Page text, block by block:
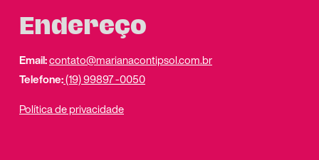
Endereço
Email:contato@marianacontipsol.com.br
Telefone:(19) 99897 -0050
Política de privacidade